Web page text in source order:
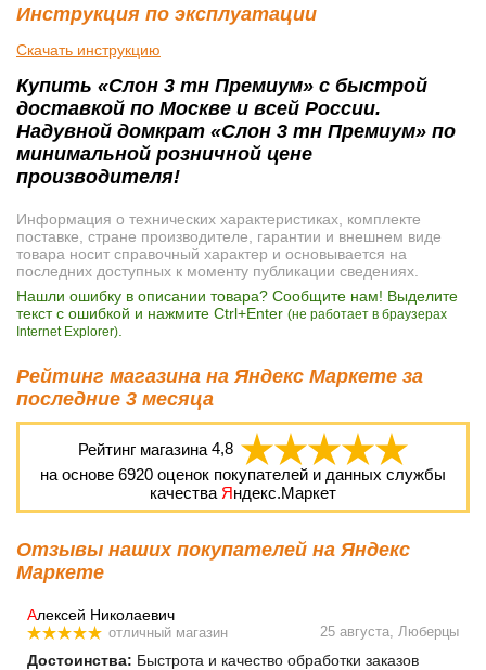
Инструкция по эксплуатации
Скачать инструкцию
Купить «Слон 3 тн Премиум» с быстрой
доставкой по Москве и всей России.
Надувной домкрат «Слон 3 тн Премиум» по
минимальной розничной цене
производителя!
Информация о технических характеристиках, комплекте
поставке, стране производителе, гарантии и внешнем виде
товара носит справочный характер и основывается на
последних доступных к моменту публикации сведениях.
Нашли ошибку в описании товара? Сообщите нам! Выделите
текст с ошибкой и нажмите Ctrl+Enter (не работает в браузерах
Internet Explorer)
Рейтинг магазина на Яндекс Маркете за
последние 3 месяца
Рейтинг магазина 4,8
на основе 6920 оценок покупателей и данных службы
качества Яндекс.Маркет
Отзывы наших покупателей на Яндекс
Маркете
Алексей Николаевич
отличный магазин 25 августа, Люберцы
Достоинства: Быстрота и качество обработки заказов